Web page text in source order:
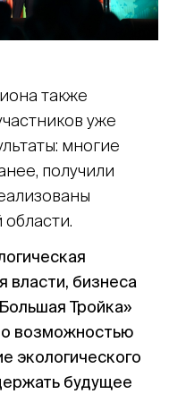
также
уже
многие
получили
власти, бизнеса
Тройка»
возможностью
экологического
будущее